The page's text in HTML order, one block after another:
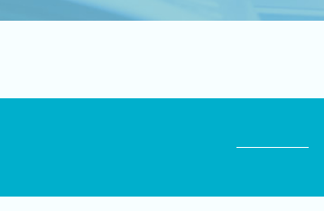
業補助金 申請
社設立 費用
務顧問 税理士 相談 長岡市
社設立 税理士 相談 田上町